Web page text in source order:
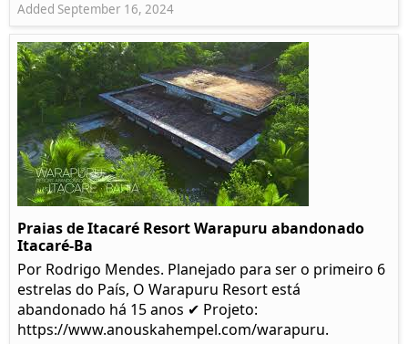
Added September 16, 2024
Praias de Itacaré Resort Warapuru abandonado
Itacaré-Ba
Por Rodrigo Mendes. Planejado para ser o primeiro 6
estrelas do País, O Warapuru Resort está
abandonado há 15 anos ✔ Projeto:
https://www.anouskahempel.com/warapuru.